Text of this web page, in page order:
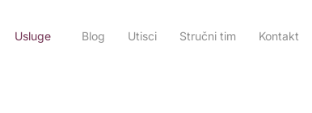
Usluge Blog Utisci Stručni tim Kontakt